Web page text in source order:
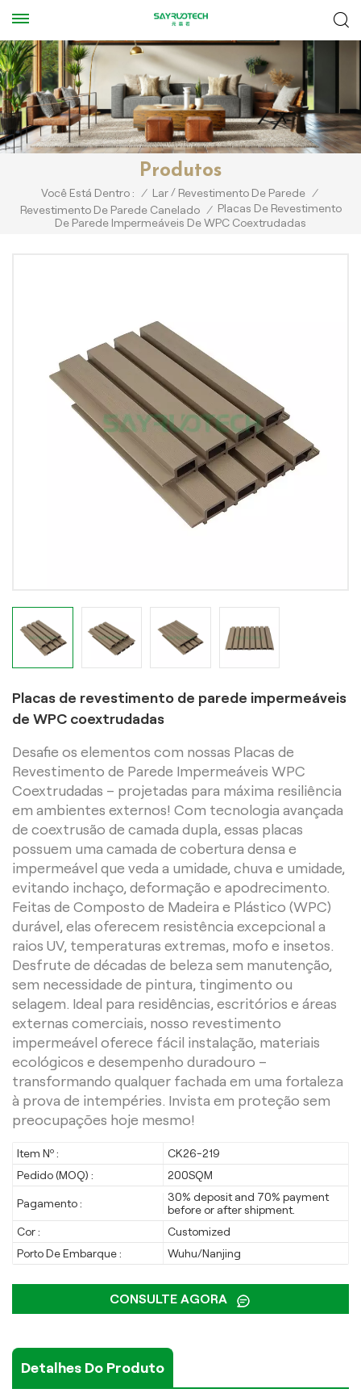
Produtos
Você Está Dentro : / Lar / Revestimento De Parede /
Revestimento De Parede Canelado / Placas De Revestimento
De Parede Impermeáveis De WPC Coextrudadas
Placas de revestimento de parede impermeáveis
de WPC coextrudadas
Desafie os elementos com nossas Placas de
Revestimento de Parede Impermeáveis WPC
Coextrudadas – projetadas para máxima resiliência
em ambientes externos! Com tecnologia avançada
de coextrusão de camada dupla, essas placas
possuem uma camada de cobertura densa e
impermeável que veda a umidade, chuva e umidade,
evitando inchaço, deformação e apodrecimento.
Feitas de Composto de Madeira e Plástico (WPC)
durável, elas oferecem resistência excepcional a
raios UV, temperaturas extremas, mofo e insetos.
Desfrute de décadas de beleza sem manutenção,
sem necessidade de pintura, tingimento ou
selagem. Ideal para residências, escritórios e áreas
externas comerciais, nosso revestimento
impermeável oferece fácil instalação, materiais
ecológicos e desempenho duradouro –
transformando qualquer fachada em uma fortaleza
à prova de intempéries. Invista em proteção sem
preocupações hoje mesmo!
Item Nº :
CK26-219
Pedido (MOQ) :
200SQM
Pagamento :
30% deposit and 70% payment
before or after shipment.
Cor :
Customized
Porto De Embarque :
Wuhu/Nanjing
CONSULTE AGORA
Detalhes Do Produto